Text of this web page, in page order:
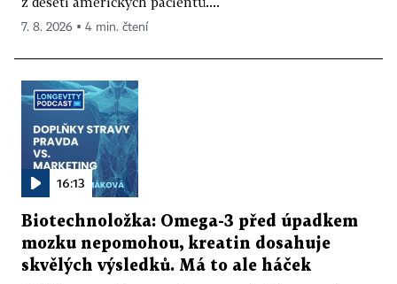
7. 8. 2026 ▪ 4 min. čtení
16:13
Biotechnoložka: Omega-3 před úpadkem
mozku nepomohou, kreatin dosahuje
skvělých výsledků. Má to ale háček